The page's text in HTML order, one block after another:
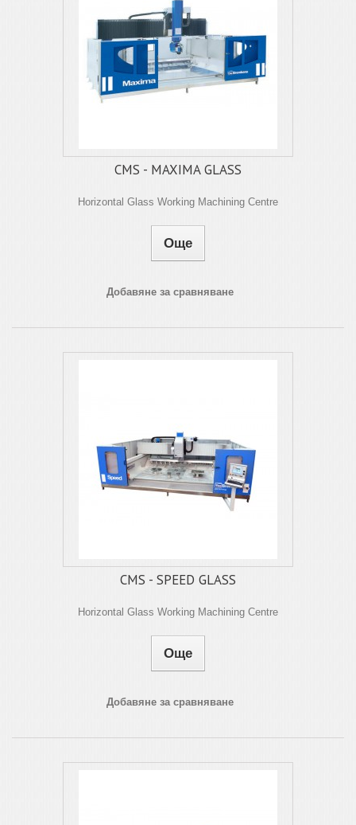
CMS - MAXIMA GLASS
Horizontal Glass Working Machining Centre
Още
Добавяне за сравняване
CMS - SPEED GLASS
Horizontal Glass Working Machining Centre
Още
Добавяне за сравняване